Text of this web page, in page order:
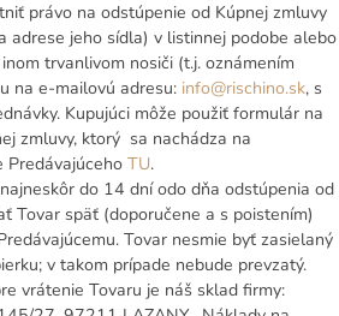
právo na odstúpenie od Kúpnej zmluvy
adrese jeho sídla) v listinnej podobe alebo
trvanlivom nosiči (t.j. oznámením
na e-mailovú adresu: info@rischino.sk, s
Kupujúci môže použiť formulár na
zmluvy, ktorý sa nachádza na
Predávajúceho TU.
do 14 dní odo dňa odstúpenia od
Tovar späť (doporučene a s poistením)
Tovar nesmie byť zasielaný
v takom prípade nebude prevzatý.
vrátenie Tovaru je náš sklad firmy: